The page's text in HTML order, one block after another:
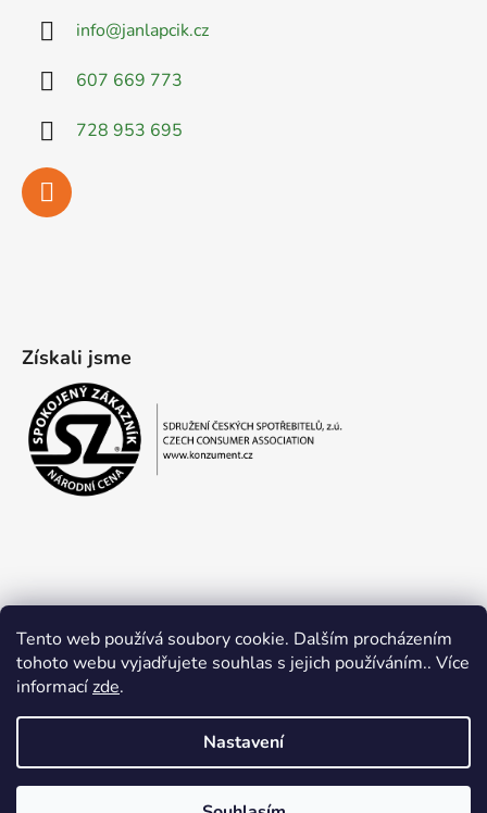
Tento web používá soubory cookie. Dalším procházením
tohoto webu vyjadřujete souhlas s jejich používáním.. Více
informacízde.
Nastavení
info@janlapcik.cz
607 669 773
728 953 695
Získali jsme
Obchodní podmínky Ochrana osobních údajů